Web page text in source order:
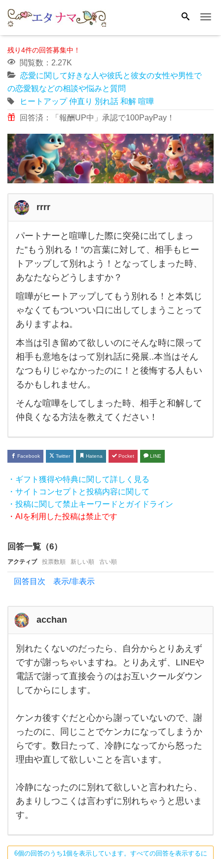
残り4件の回答募集中！
閲覧数：2.27K
恋愛に関して好きな人や彼氏と彼女の女性や男性で
の恋愛観などの相談や悩みと質問
ヒートアップ 仲直り 別れ話 和解 喧嘩
回答済：「報酬UP中」承認で100PayPay！
rrrr
パート
ナーと
喧嘩し
た際に
突発に
出てし
まっ
た"も
う別れ
る！"の
言葉に
対し
て、相
手もヒ
ートア
ップし
て別れ
パートナーと喧嘩した際に突発に出てしまっ
た”もう別れる！”の言葉に対して、相手もヒー
トアップして別れよう！となってしまった時、
あなたならどうしますか？
喧嘩がヒートアップしてもう別れる！と本気じ
ゃなくてもついつい口に出してしまうことって
ありますよね。
本当は引き留めて欲しいのにそんな時に限って
相手も意地をはって別れ話に発展..本当はそん
なつもりじゃなかったのに！と後悔する人もい
るかもしれません。
そんな喧嘩をしてしまった時、相手と和解して
仲良くなる方法を教えてください！
Facebook Twitter Hatena Pocket LINE
・ギフト獲得や特典に関して詳しく見る
・サイトコンセプトと投稿内容に関して
・投稿に関して禁止キーワードとガイドライン
・AIを利用した投稿は禁止です
回答一覧（6）
アクティブ 投票数順 新しい順 古い順
回答目次 表示/非表示
acchan
別れ
たく
ない
のだ
った
ら、
とり
あえ
ずで
すが
謝っ
ちゃ
いま
とり
別れたくないのだったら、自分からとりあえず
ですが謝っちゃいますね。とりあえず、LINEや
電話で謝って直接会うのはお互いクールダウン
してからにします。
ケンカ後すぐだと心から謝っていないので、謝
ったのに、同じことでケンカになってしまうか
らです。数日たって、冷静になってから怒った
理由や直して欲しいことを言います。
冷静になったのに別れて欲しいと言われたら、
あまりしつこくは言わずに別れちゃうと思いま
す。
6個の回答のうち1個を表示しています。すべての回答を表示するに